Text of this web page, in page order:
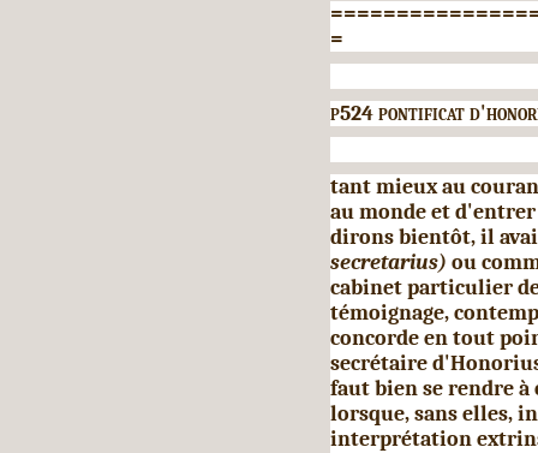
=
p524 pontificat
tant mieux au
au monde et
dirons bientôt, il
secretarius) ou
cabinet particulier
témoignage,
concorde en tout
secrétaire
faut bien se rendre
lorsque, sans elles,
interprétation